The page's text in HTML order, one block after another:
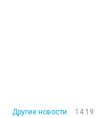
Другие новости
14:19